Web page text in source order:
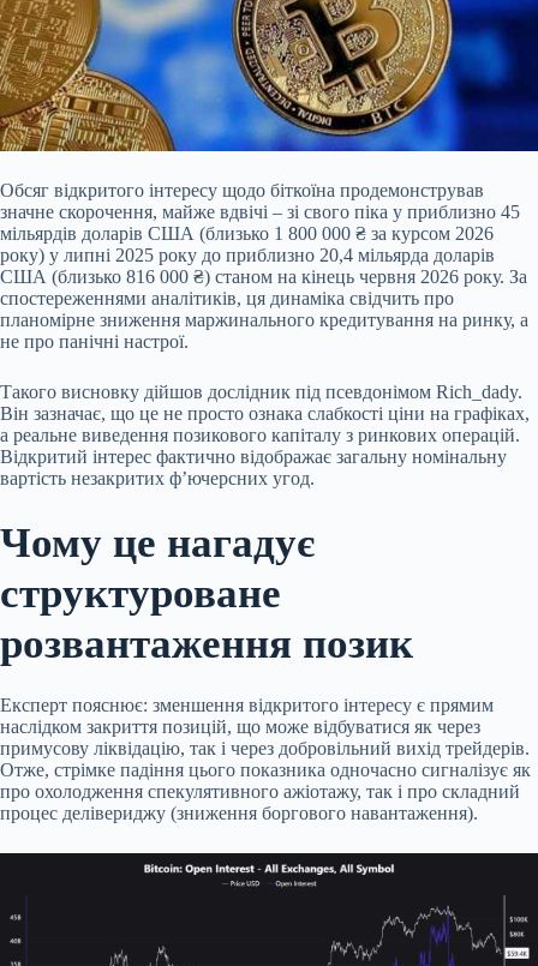
Обсяг відкритого інтересу щодо біткоїна продемонстрував
значне скорочення, майже вдвічі – зі свого піка у приблизно 45
мільярдів доларів США (близько 1 800 000 ₴ за курсом 2026
року) у липні 2025 року до приблизно 20,4 мільярда доларів
США (близько 816 000 ₴) станом на кінець червня 2026 року. За
спостереженнями аналітиків, ця динаміка свідчить про
планомірне зниження маржинального кредитування на ринку, а
не про панічні настрої.
Такого висновку дійшов дослідник під псевдонімом Rich_dady.
Він зазначає, що це не просто ознака слабкості ціни на графіках,
а реальне виведення позикового капіталу з ринкових операцій.
Відкритий інтерес фактично відображає загальну номінальну
вартість незакритих ф’ючерсних угод.
Чому це нагадує
структуроване
розвантаження позик
Експерт пояснює: зменшення відкритого інтересу є прямим
наслідком закриття позицій, що може відбуватися як через
примусову ліквідацію, так і через добровільний вихід трейдерів.
Отже, стрімке падіння цього показника одночасно сигналізує як
про охолодження спекулятивного ажіотажу, так і про складний
процес делівериджу (зниження боргового навантаження).